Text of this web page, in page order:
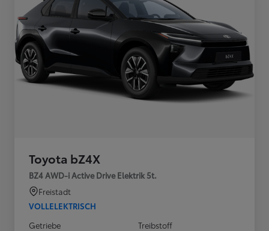
Toyota bZ4X
BZ4 AWD-i Active Drive Elektrik 5t.
Freistadt
VOLLELEKTRISCH
Getriebe
Treibstoff